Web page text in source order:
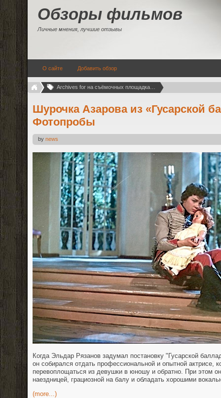
Обзоры фильмов
Личные мнения, лучшие отзывы
О сайте Добавить обзор
Шурочка Азарова из «Гусарской
Фотопробы
by news
Когда Эльдар Рязанов задумал постановку "Гусарской
он собирался отдать профессиональной и опытной актрисе,
перевоплощаться из девушки в юношу и обратно. При этом
наездницей, грациозной на балу и обладать хорошими
(more...)